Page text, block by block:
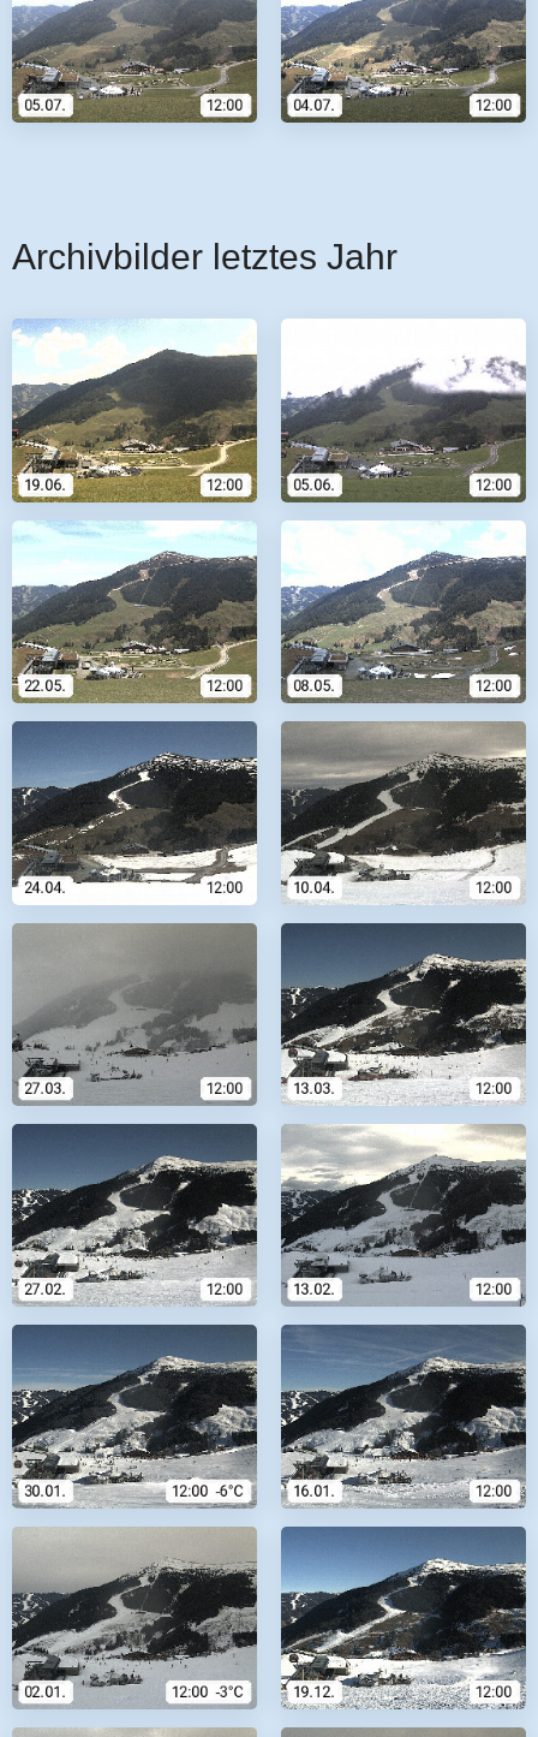
Archivbilder letztes Jahr